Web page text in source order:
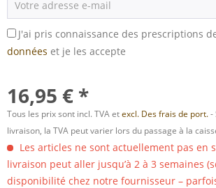
J'ai pris connaissance des prescriptions
données et je les accepte
16,95 € *
Tous les prix sont incl. TVA etexcl. Des frais de port.-
livraison, la TVA peut varier lors du passage à la
Les articles ne sont actuellement pas en
livraison peut aller jusqu’à 2 à 3 semaines
disponibilité chez notre fournisseur –